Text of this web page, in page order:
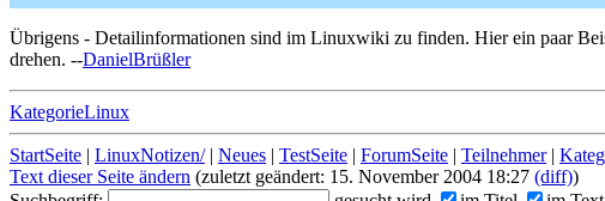
Übrigens - Detailinformationen sind im Linuxwiki zu finden. Hier ein paar
drehen. --DanielBrüßler
KategorieLinux
StartSeite | LinuxNotizen/| Neues | TestSeite | ForumSeite | Teilnehmer|
Text dieser Seite ändern (zuletzt geändert: 15. November 2004 18:27 (diff))